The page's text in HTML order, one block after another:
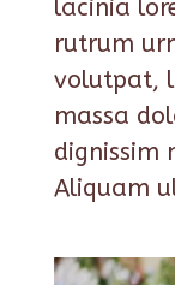
lacinia
rutrum
volutpat,
massa
dignissim
Aliquam